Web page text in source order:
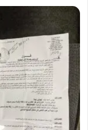
ت
ر
ي
ق
ي
ا